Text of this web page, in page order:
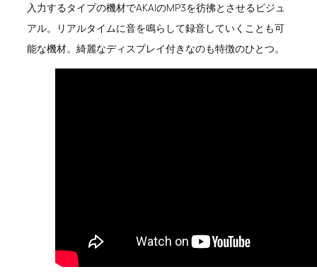
入力するタイプの機材でAKAIのMP3を彷彿とさせるビジュ
アル。リアルタイムに音を鳴らして録音していくことも可
能な機材。綺麗なディスプレイ付きなのも特徴のひとつ。